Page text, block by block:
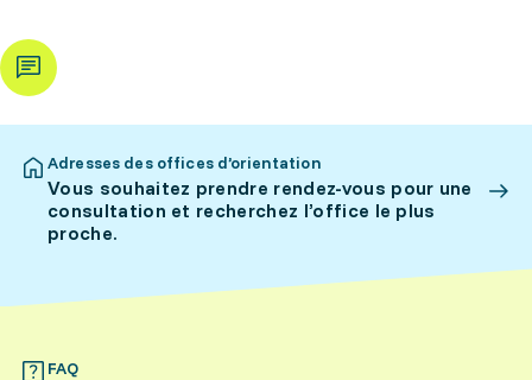
Adresses des offices d’orientation
Vous souhaitez prendre rendez-vous pour une
consultation et recherchez l’office le plus
proche.
FAQ